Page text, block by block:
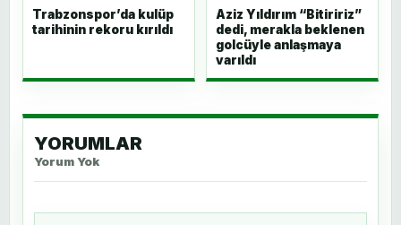
Trabzonspor’da kulüp
tarihinin rekoru kırıldı
Aziz Yıldırım “Bitiririz”
dedi, merakla beklenen
golcüyle anlaşmaya
varıldı
YORUMLAR
Yorum Yok